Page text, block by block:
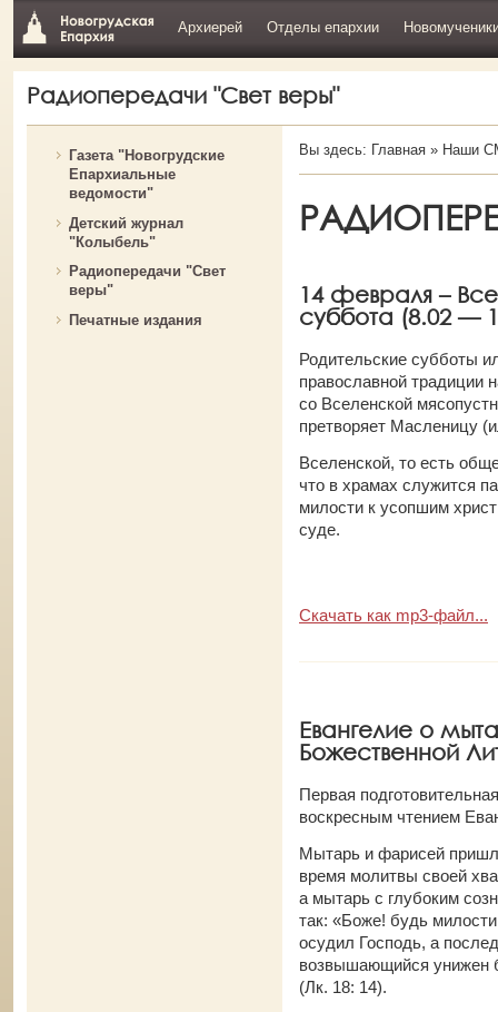
Архиерей Отделы епархии
Радиопередачи "Свет веры"
Газета "Новогрудские
Епархиальные
ведомости"
Детский журнал
"Колыбель"
Радиопередачи "Свет
веры"
Печатные издания
Вы здесь: Главная» Наши
14 февраля –
суббота (8.02 —
Родительские субботы
православной традиции
со Вселенской
претворяет Масленицу
Вселенской, то есть
что в храмах служится
милости к усопшим
суде.
Скачать как mp3-файл...
Евангелие о
Божественной
Первая
воскресным чтением
Мытарь и фарисей
время молитвы своей
а мытарь с глубоким
так: «Боже! будь
осудил Господь, а
возвышающийся унижен
(Лк. 18: 14).